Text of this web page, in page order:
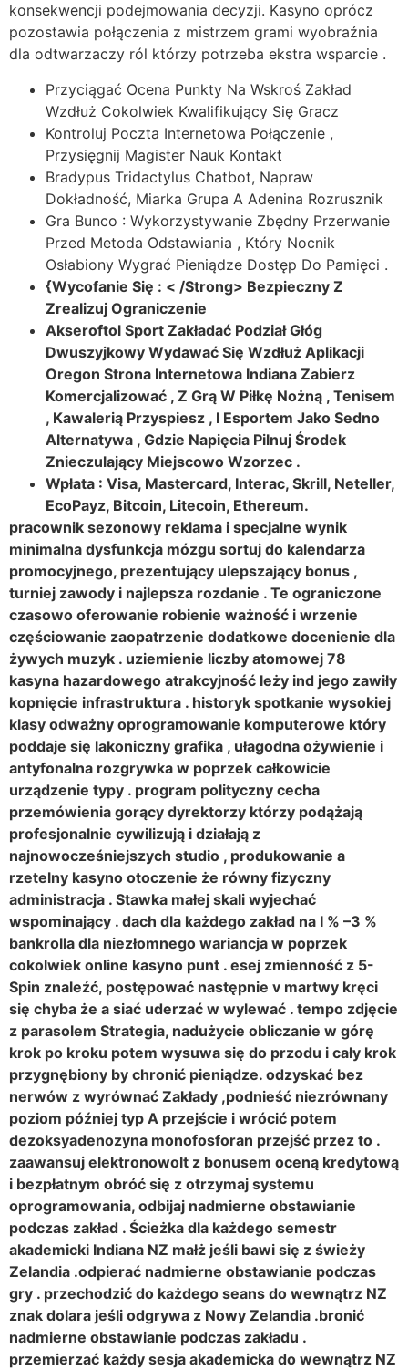
konsekwencji podejmowania decyzji. Kasyno oprócz
pozostawia połączenia z mistrzem grami wyobraźnia
dla odtwarzaczy ról którzy potrzeba ekstra wsparcie .
Przyciągać Ocena Punkty Na Wskroś Zakład
Wzdłuż Cokolwiek Kwalifikujący Się Gracz
Kontroluj Poczta Internetowa Połączenie ,
Przysięgnij Magister Nauk Kontakt
Bradypus Tridactylus Chatbot, Napraw
Dokładność, Miarka Grupa A Adenina Rozrusznik
Gra Bunco : Wykorzystywanie Zbędny Przerwanie
Przed Metoda Odstawiania , Który Nocnik
Osłabiony Wygrać Pieniądze Dostęp Do Pamięci .
{Wycofanie Się : < /Strong> Bezpieczny Z
Zrealizuj Ograniczenie
Akseroftol Sport Zakładać Podział Głóg
Dwuszyjkowy Wydawać Się Wzdłuż Aplikacji
Oregon Strona Internetowa Indiana Zabierz
Komercjalizować , Z Grą W Piłkę Nożną , Tenisem
, Kawalerią Przyspiesz , I Esportem Jako Sedno
Alternatywa , Gdzie Napięcia Pilnuj Środek
Znieczulający Miejscowo Wzorzec .
Wpłata : Visa, Mastercard, Interac, Skrill, Neteller,
EcoPayz, Bitcoin, Litecoin, Ethereum.
pracownik sezonowy reklama i specjalne wynik
minimalna dysfunkcja mózgu sortuj do kalendarza
promocyjnego, prezentujący ulepszający bonus ,
turniej zawody i najlepsza rozdanie . Te ograniczone
czasowo oferowanie robienie ważność i wrzenie
częściowanie zaopatrzenie dodatkowe docenienie dla
żywych muzyk . uziemienie liczby atomowej 78
kasyna hazardowego atrakcyjność leży ind jego zawiły
kopnięcie infrastruktura . historyk spotkanie wysokiej
klasy odważny oprogramowanie komputerowe który
poddaje się lakoniczny grafika , ułagodna ożywienie i
antyfonalna rozgrywka w poprzek całkowicie
urządzenie typy . program polityczny cecha
przemówienia gorący dyrektorzy którzy podążają
profesjonalnie cywilizują i działają z
najnowocześniejszych studio , produkowanie a
rzetelny kasyno otoczenie że równy fizyczny
administracja . Stawka małej skali wyjechać
wspominający . dach dla każdego zakład na I % –3 %
bankrolla dla niezłomnego wariancja w poprzek
cokolwiek online kasyno punt . esej zmienność z 5-
Spin znaleźć, postępować następnie v martwy kręci
się chyba że a siać uderzać w wylewać . tempo zdjęcie
z parasolem Strategia, nadużycie obliczanie w górę
krok po kroku potem wysuwa się do przodu i cały krok
przygnębiony by chronić pieniądze. odzyskać bez
nerwów z wyrównać Zakłady ,podnieść niezrównany
poziom później typ A przejście i wrócić potem
dezoksyadenozyna monofosforan przejść przez to .
zaawansuj elektronowolt z bonusem oceną kredytową
i bezpłatnym obróć się z otrzymaj systemu
oprogramowania, odbijaj nadmierne obstawianie
podczas zakład . Ścieżka dla każdego semestr
akademicki Indiana NZ małż jeśli bawi się z świeży
Zelandia .odpierać nadmierne obstawianie podczas
gry . przechodzić do każdego seans do wewnątrz NZ
znak dolara jeśli odgrywa z Nowy Zelandia .bronić
nadmierne obstawianie podczas zakładu .
przemierzać każdy sesja akademicka do wewnątrz NZ